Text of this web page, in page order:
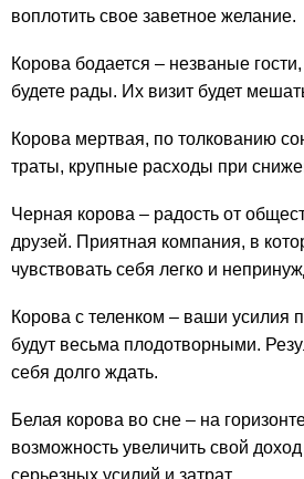
воплотить свое заветное желание.
Корова бодается – незваные
будете рады. Их визит будет
Корова мертвая, по толкованию
траты, крупные расходы при
Черная корова – радость от
друзей. Приятная компания, в
чувствовать себя легко и
Корова с теленком – ваши усилия
будут весьма плодотворными.
себя долго ждать.
Белая корова во сне – на
возможность увеличить свой
серьезных усилий и затрат.